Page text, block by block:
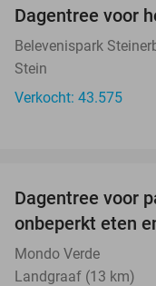
Dagentree voor
Belevenispark
Stein
Verkocht: 43.575
Dagentree voor
onbeperkt eten
Mondo Verde
Landgraaf (13 km)